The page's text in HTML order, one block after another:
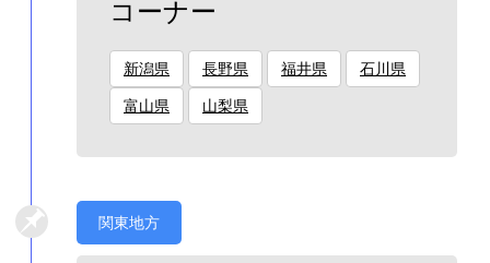
コーナー
新潟県 長野県 福井県 石川県
富山県 山梨県
関東地方